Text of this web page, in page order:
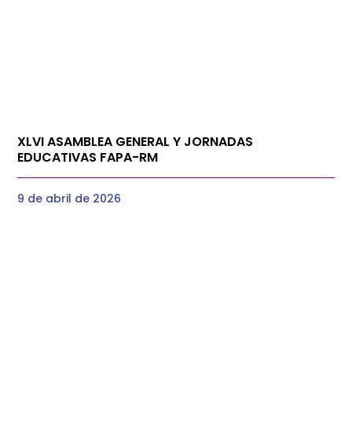
XLVI ASAMBLEA GENERAL Y JORNADAS
EDUCATIVAS FAPA-RM
9 de abril de 2026